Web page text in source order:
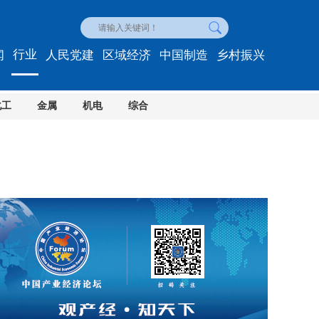
行业
金属 机电 综合
人民党建 区域经济 中国制造 乡村振兴